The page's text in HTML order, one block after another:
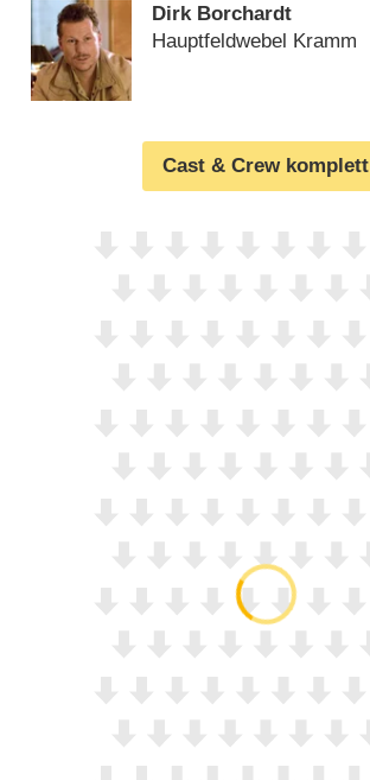
Dirk Borchardt
Hauptfeldwebel Kramm
Cast & Crew komplett